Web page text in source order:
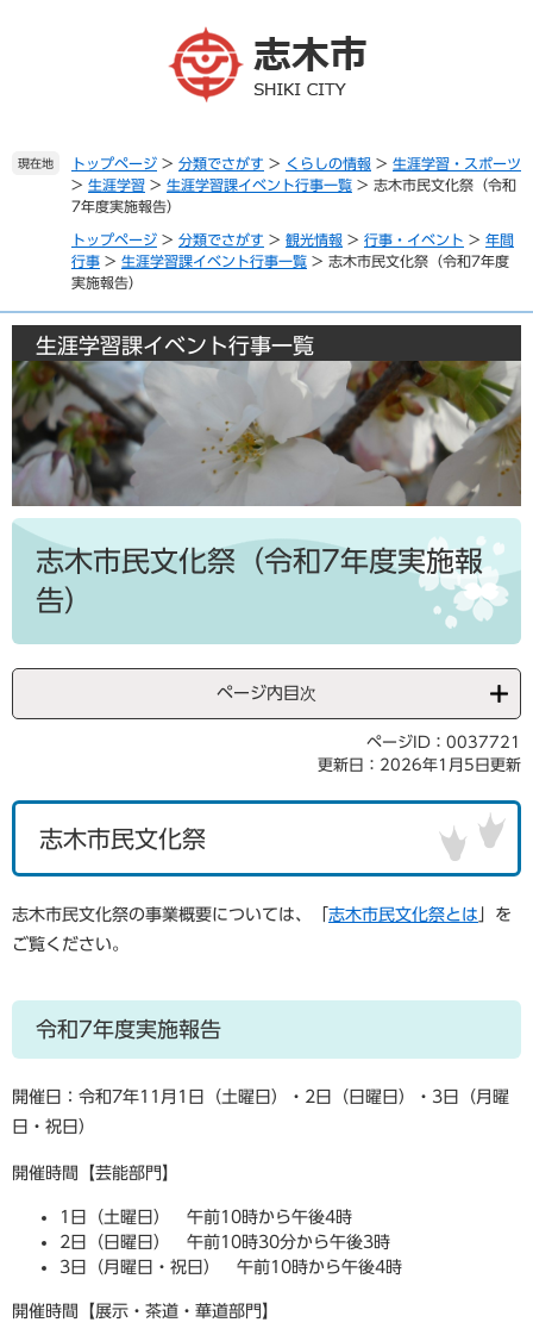
現在地 トップページ > 分類でさがす > くらしの情報 > 生涯学習・スポーツ
> 生涯学習 > 生涯学習課イベント行事一覧 > 志木市民文化祭（令和
7年度実施報告）
トップページ > 分類でさがす > 観光情報 > 行事・イベント > 年間
行事 > 生涯学習課イベント行事一覧 > 志木市民文化祭（令和7年度
実施報告）
生涯学習課イベント行事一覧
本
志木市民文化祭（令和7年度実施報
告）
ページ内目次
ページID：0037721
更新日：2026年1月5日更新
志木市民文化祭
志木市民文化祭の事業概要については、「 志木市民文化祭とは 」を
ご覧ください。
令和7年度実施報告
開催日：令和7年11月1日（土曜日）・2日（日曜日）・3日（月曜
日・祝日）
開催時間【芸能部門】
1日（土曜日） 午前10時から午後4時
2日（日曜日） 午前10時30分から午後3時
3日（月曜日・祝日） 午前10時から午後4時
開催時間【展示・茶道・華道部門】